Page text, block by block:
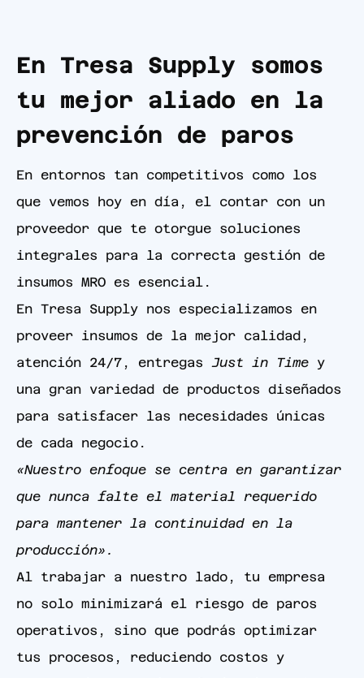
En Tresa Supply somos
tu mejor aliado en la
prevención de paros
En entornos tan competitivos como los
que vemos hoy en día, el contar con un
proveedor que te otorgue soluciones
integrales para la correcta gestión de
insumos MRO es esencial.
En Tresa Supply nos especializamos en
proveer insumos de la mejor calidad,
atención 24/7, entregas Just in Time y
una gran variedad de productos diseñados
para satisfacer las necesidades únicas
de cada negocio.
«Nuestro enfoque se centra en garantizar
que nunca falte el material requerido
para mantener la continuidad en la
producción».
Al trabajar a nuestro lado, tu empresa
no solo minimizará el riesgo de paros
operativos, sino que podrás optimizar
tus procesos, reduciendo costos y